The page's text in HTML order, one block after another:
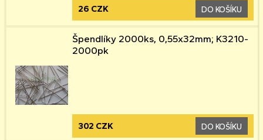
26 CZK DO KOŠÍKU
Špendlíky 2000ks, 0,55x32mm; K3210-
2000pk
302 CZK DO KOŠÍKU